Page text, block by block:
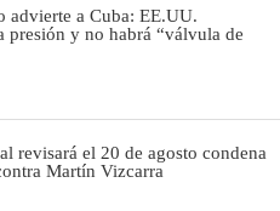
advierte a Cuba: EE.UU.
presión y no habrá “válvula de
revisará el 20 de agosto condena
Martín Vizcarra